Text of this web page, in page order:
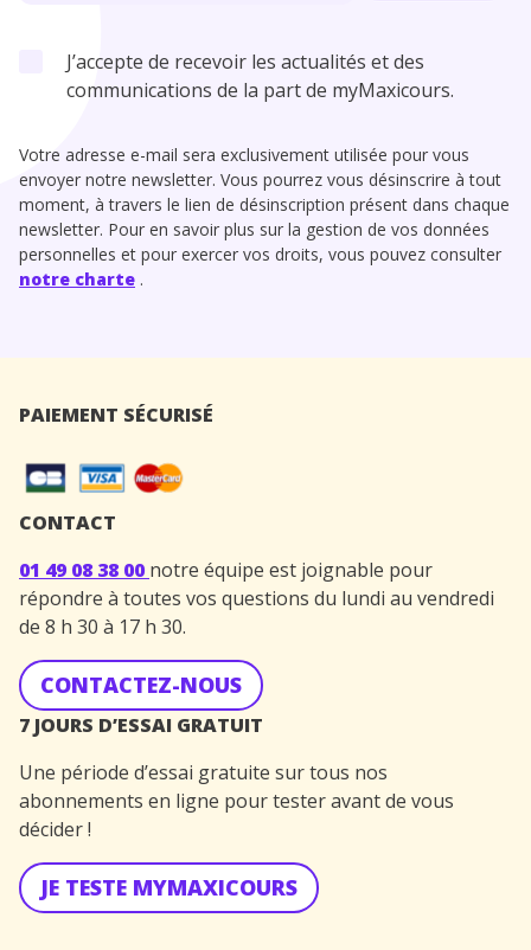
J’accepte de recevoir les actualités et des
communications de la part de myMaxicours.
Votre adresse e-mail sera exclusivement utilisée pour vous
envoyer notre newsletter. Vous pourrez vous désinscrire à tout
moment, à travers le lien de désinscription présent dans chaque
newsletter. Pour en savoir plus sur la gestion de vos données
personnelles et pour exercer vos droits, vous pouvez consulter
notre charte .
PAIEMENT SÉCURISÉ
CONTACT
01 49 08 38 00 notre équipe est joignable pour
répondre à toutes vos questions du lundi au vendredi
de 8 h 30 à 17 h 30.
CONTACTEZ-NOUS
7 JOURS D’ESSAI GRATUIT
Une période d’essai gratuite sur tous nos
abonnements en ligne pour tester avant de vous
décider !
JE TESTE MYMAXICOURS